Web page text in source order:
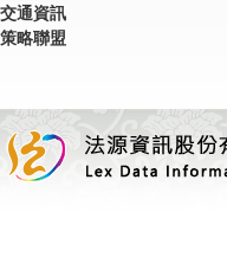
交通資訊
策略聯盟